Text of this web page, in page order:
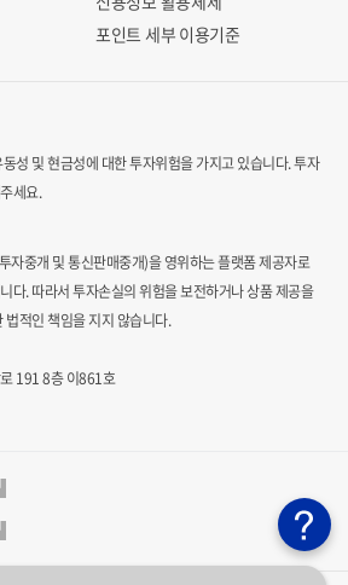
려움을 극복하지 못하는 경우 원금 손
IPO, KSM 및 KONEX 등록을 통한
각을 제외하고는 투자 회수 방안이
가능성 또한 낮습니다.
인의 대표이사의 형의 집행 종료 후 5
포인트 세부 이용기준
성 및 현금성에 대한 투자위험을 가지고 있습니다.투자
세요.
자중개 및 통신판매중개)을 영위하는 플랫폼 제공자로
다. 따라서 투자손실의 위험을 보전하거나 상품 제공을
법적인 책임을 지지 않습니다.
191 8층 이861호